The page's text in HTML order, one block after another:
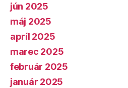
jún 2025
máj 2025
apríl 2025
marec 2025
február 2025
január 2025